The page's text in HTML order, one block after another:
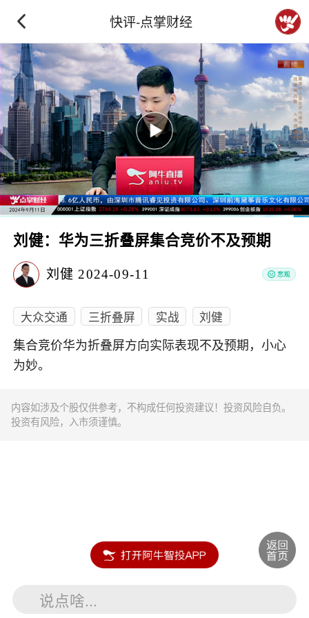
快评-点掌财经
刘健：华为三折叠屏集合竞价不及预期
刘健 2024-09-11
大众交通 三折叠屏 实战 刘健
集合竞价华为折叠屏方向实际表现不及预期，小心
为妙。
内容如涉及个股仅供参考，不构成任何投资建议！投资风险自负。
投资有风险，入市须谨慎。
说点啥...